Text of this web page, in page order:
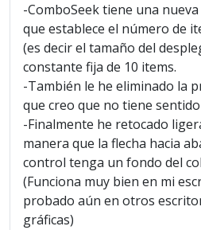
-ComboSeek tiene una
que establece el número de
(es decir el tamaño del
constante fija de 10 items.
-También le he eliminado la
que creo que no tiene
-Finalmente he retocado
manera que la flecha hacia
control tenga un fondo del
(Funciona muy bien en mi
probado aún en otros
gráficas)